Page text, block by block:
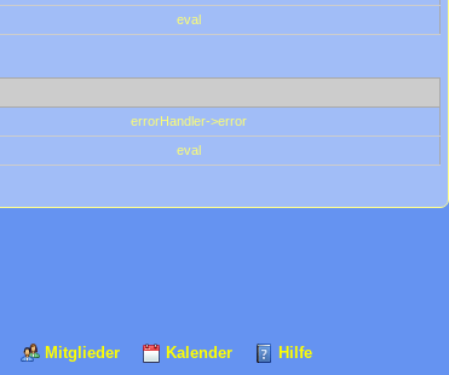
eval
errorHandler->error
eval
Mitglieder Kalender Hilfe